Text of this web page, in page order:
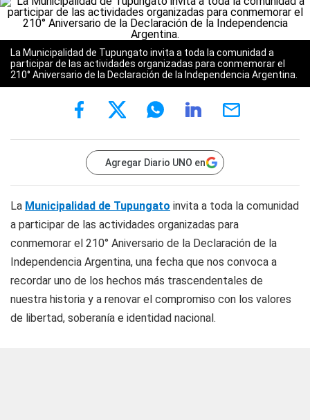
La Municipalidad de Tupungato invita a toda la comunidad a
participar de las actividades organizadas para conmemorar el
210° Aniversario de la Declaración de la Independencia Argentina.
Agregar Diario UNO en
La Municipalidad de Tupungato invita a toda la comunidad
a participar de las actividades organizadas para
conmemorar el 210° Aniversario de la Declaración de la
Independencia Argentina, una fecha que nos convoca a
recordar uno de los hechos más trascendentales de
nuestra historia y a renovar el compromiso con los valores
de libertad, soberanía e identidad nacional.